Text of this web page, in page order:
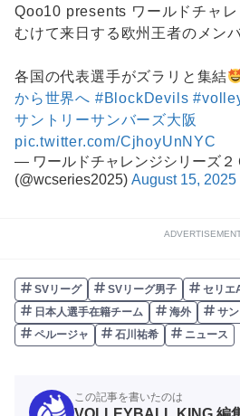
Qoo10 presents ワールドチャ
むけて来日する欧州王者のメン
各国の代表選手がズラリと集結
から世界へ #BlockDevils
サントリーサンバーズ大阪
pic.twitter.com/CjhoyUnNYC
— ワールドチャレンジシリーズ２
(@wcseries2025) August 15, 2025
SVリーグ SVリーグ男子 セリエ
日本人選手在籍チーム
海外
サ
ペルージャ
石川祐希 ニュース
この記事を書いたのは